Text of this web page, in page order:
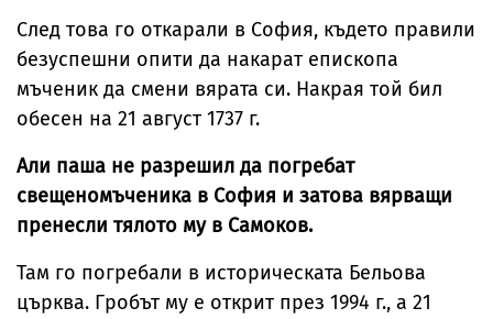
След това го откарали в София, където правили
безуспешни опити да накарат епископа
мъченик да смени вярата си. Накрая той бил
обесен на 21 август 1737 г.
Али паша не разрешил да погребат
свещеномъченика в София и затова вярващи
пренесли тялото му в Самоков.
Там го погребали в историческата Бельова
църква. Гробът му е открит през 1994 г., а 21